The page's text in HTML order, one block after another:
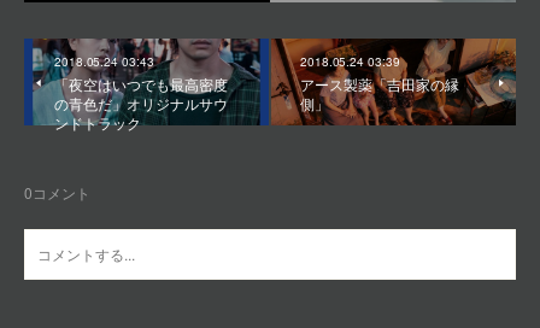
2018.05.24 03:43
「夜空はいつでも最高密度
の青色だ」オリジナルサウ
ンドトラック
2018.05.24 03:39
アース製薬「吉田家の縁
側」
0コメント